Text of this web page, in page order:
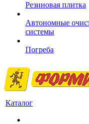
Резиновая плитка
Автономные
системы
Погреба
Каталог